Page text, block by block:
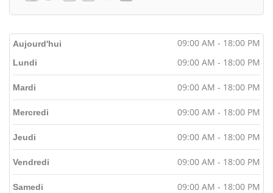
Aujourd'hui 09:00 AM - 18:00 PM
Lundi 09:00 AM - 18:00 PM
Mardi 09:00 AM - 18:00 PM
Mercredi 09:00 AM - 18:00 PM
Jeudi 09:00 AM - 18:00 PM
Vendredi 09:00 AM - 18:00 PM
Samedi 09:00 AM - 18:00 PM